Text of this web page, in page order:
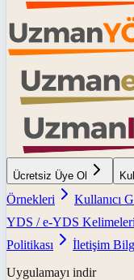
Ücretsiz Üye Ol
Örnekleri
Kullanıcı
YDS / e-YDS Kelimeleri
Politikası
İletişim
Uygulamayı indir